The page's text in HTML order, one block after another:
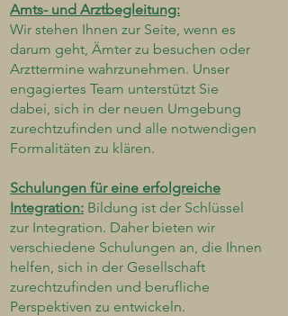
Amts- und Arztbegleitung:
Wir stehen Ihnen zur Seite, wenn es
darum geht, Ämter zu besuchen oder
Arzttermine wahrzunehmen. Unser
engagiertes Team unterstützt Sie
dabei, sich in der neuen Umgebung
zurechtzufinden und alle notwendigen
Formalitäten zu klären.
Schulungen für eine erfolgreiche
Integration: Bildung ist der Schlüssel
zur Integration. Daher bieten wir
verschiedene Schulungen an, die Ihnen
helfen, sich in der Gesellschaft
zurechtzufinden und berufliche
Perspektiven zu entwickeln.